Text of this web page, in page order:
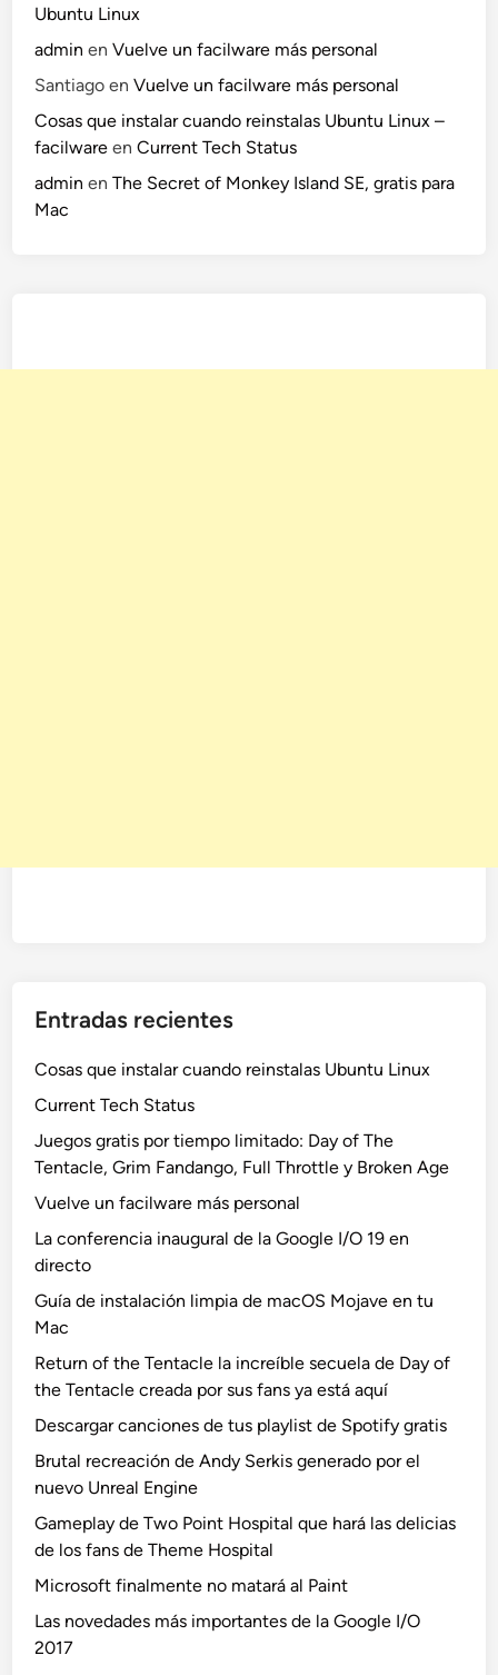
Ubuntu Linux
admin enVuelve un facilware más personal
Santiago enVuelve un facilware más personal
Cosas que instalar cuando reinstalas Ubuntu Linux –
facilware enCurrent Tech Status
admin enThe Secret of Monkey Island SE, gratis para
Mac
Entradas recientes
Cosas que instalar cuando reinstalas Ubuntu Linux
Current Tech Status
Juegos gratis por tiempo limitado: Day of The
Tentacle, Grim Fandango, Full Throttle y Broken Age
Vuelve un facilware más personal
La conferencia inaugural de la Google I/O 19 en
directo
Guía de instalación limpia de macOS Mojave en tu
Mac
Return of the Tentacle la increíble secuela de Day of
the Tentacle creada por sus fans ya está aquí
Descargar canciones de tus playlist de Spotify gratis
Brutal recreación de Andy Serkis generado por el
nuevo Unreal Engine
Gameplay de Two Point Hospital que hará las delicias
de los fans de Theme Hospital
Microsoft finalmente no matará al Paint
Las novedades más importantes de la Google I/O
2017